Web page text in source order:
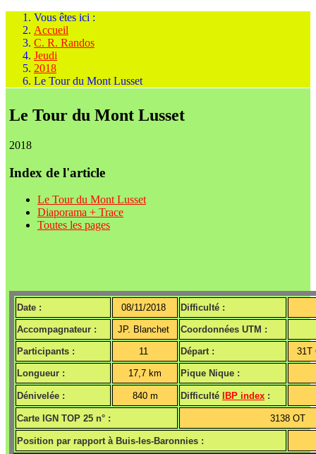
Vous êtes ici :
Accueil
C. R. Randos
Jeudi
2018
Le Tour du Mont Lusset
Le Tour du Mont Lusset
2018
Index de l'article
Le Tour du Mont Lusset
Diaporama + Trace
Toutes les pages
Date : 08/11/2018 Difficulté :
Accompagnateur : JP. Blanchet Coordonnées UTM :
Participants : 11 Départ : 31T
Longueur : 17,7 km Pique Nique :
Dénivelée : 840 m Difficulté IBP index :
Carte IGN TOP 25 n° : 3138 OT
Position par rapport à Buis-les-Baronnies :